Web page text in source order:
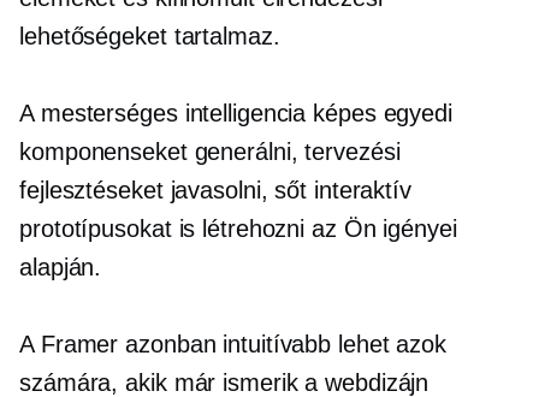
lehetőségeket tartalmaz.
A mesterséges intelligencia képes egyedi
komponenseket generálni, tervezési
fejlesztéseket javasolni, sőt interaktív
prototípusokat is létrehozni az Ön igényei
alapján.
A Framer azonban intuitívabb lehet azok
számára, akik már ismerik a webdizájn